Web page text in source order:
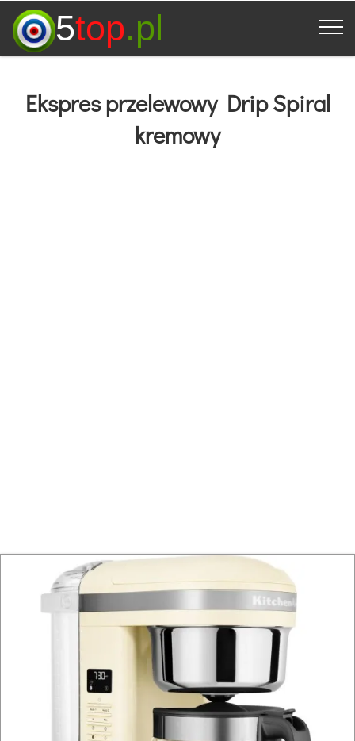
5top.pl
Ekspres przelewowy Drip Spiral
kremowy